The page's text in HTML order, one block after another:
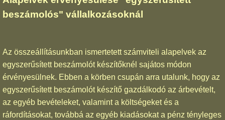
beszámolós" vállalkozásoknál
Az összeállításunkban ismertetett számviteli alapelvek az
egyszerűsített beszámolót készítőknél sajátos módon
érvényesülnek. Ebben a körben csupán arra utalunk, hogy az
egyszerűsített beszámolót készítő gazdálkodó az árbevételt,
az egyéb bevételeket, valamint a költségeket és a
ráfordításokat, továbbá az egyéb kiadásokat a pénz tényleges